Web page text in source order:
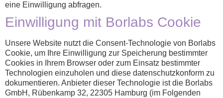
eine Einwilligung abfragen.
Einwilligung mit Borlabs Cookie
Unsere Website nutzt die Consent-Technologie von Borlabs
Cookie, um Ihre Einwilligung zur Speicherung bestimmter
Cookies in Ihrem Browser oder zum Einsatz bestimmter
Technologien einzuholen und diese datenschutzkonform zu
dokumentieren. Anbieter dieser Technologie ist die Borlabs
GmbH, Rübenkamp 32, 22305 Hamburg (im Folgenden